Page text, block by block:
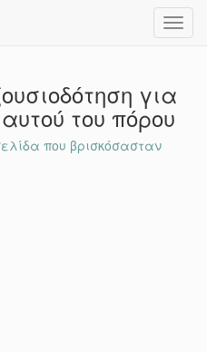
για
του πόρου
που βρισκόσασταν